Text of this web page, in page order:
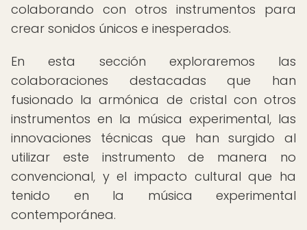
colaborando con otros instrumentos para
crear sonidos únicos e inesperados.
En esta sección exploraremos las
colaboraciones destacadas que han
fusionado la armónica de cristal con otros
instrumentos en la música experimental, las
innovaciones técnicas que han surgido al
utilizar este instrumento de manera no
convencional, y el impacto cultural que ha
tenido en la música experimental
contemporánea.